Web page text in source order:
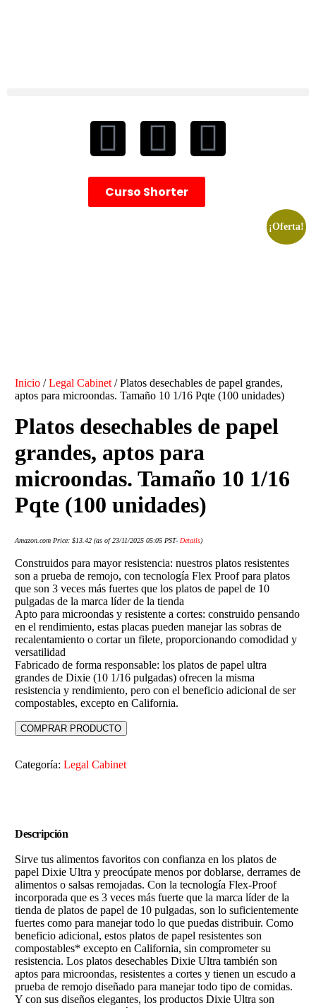
Curso Shorter
Inicio /Legal Cabinet / Platos desechables de papel grandes,
aptos para microondas. Tamaño 10 1/16 Pqte (100 unidades)
Platos desechables de papel
grandes, aptos para
microondas. Tamaño 10 1/16
Pqte (100 unidades)
Amazon.com Price:$13.42 (as of 23/11/2025 05:05 PST-Details)
Construidos para mayor resistencia: nuestros platos resistentes
son a prueba de remojo, con tecnología Flex Proof para platos
que son 3 veces más fuertes que los platos de papel de 10
pulgadas de la marca líder de la tienda
Apto para microondas y resistente a cortes: construido pensando
en el rendimiento, estas placas pueden manejar las sobras de
recalentamiento o cortar un filete, proporcionando comodidad y
versatilidad
Fabricado de forma responsable: los platos de papel ultra
grandes de Dixie (10 1/16 pulgadas) ofrecen la misma
resistencia y rendimiento, pero con el beneficio adicional de ser
compostables, excepto en California.
COMPRAR PRODUCTO
Categoría:Legal Cabinet
Descripción
Sirve tus alimentos favoritos con confianza en los platos de
papel Dixie Ultra y preocúpate menos por doblarse, derrames de
alimentos o salsas remojadas. Con la tecnología Flex-Proof
incorporada que es 3 veces más fuerte que la marca líder de la
tienda de platos de papel de 10 pulgadas, son lo suficientemente
fuertes como para manejar todo lo que puedas distribuir. Como
beneficio adicional, estos platos de papel resistentes son
compostables* excepto en California, sin comprometer su
resistencia. Los platos desechables Dixie Ultra también son
aptos para microondas, resistentes a cortes y tienen un escudo a
prueba de remojo diseñado para manejar todo tipo de comidas.
Y con sus diseños elegantes, los productos Dixie Ultra son
¡Oferta!